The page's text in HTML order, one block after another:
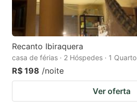
Recanto Ibiraquera
casa de férias · 2 Hóspedes · 1 Quarto
R$ 198 /noite
Ver oferta